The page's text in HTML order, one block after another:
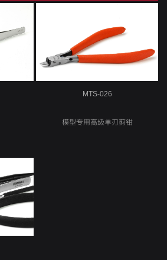
MTS-026
模型专用高级单刃剪钳